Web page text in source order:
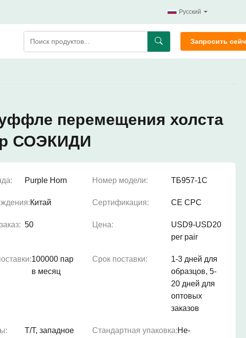
Русский
Запросить
перемещения холста
СОЭКИДИ
Purple Horn Номер модели: ТБ957-1С
Китай Сертификация: CE CPC
50 Цена:
USD9-USD20
per pair
100000 пар
в месяц
Срок поставки:
1-3 дней для
образцов, 5-
20 дней для
оптовых
заказов
Т/Т, западное
Стандартная упаковка:Не-